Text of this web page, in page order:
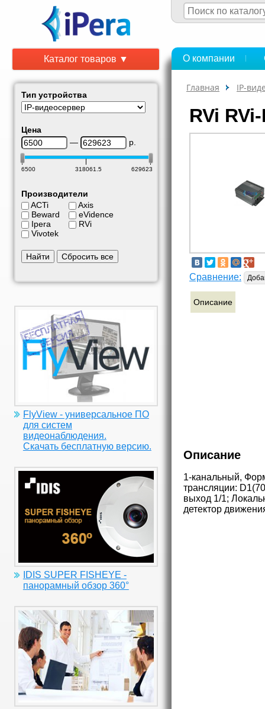
Каталог товаров ▼
Тип устройства
Цена
—
р.
6500 318061.5 629623
Производители
ACTi
Beward
Ipera
Vivotek
Axis
eVidence
RVi
Найти Сбросить все
FlyView - универсальное ПО
для систем
видеонаблюдения.
Скачать бесплатную версию.
IDIS SUPER FISHEYE -
панорамный обзор 360°
О компании
Главная IP-
RVi
Сравнение:
Описание
Описание
1-канальный,
трансляции:
выход 1/1;
детектор